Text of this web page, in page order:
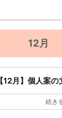
12月
【12月】個人案の
続き